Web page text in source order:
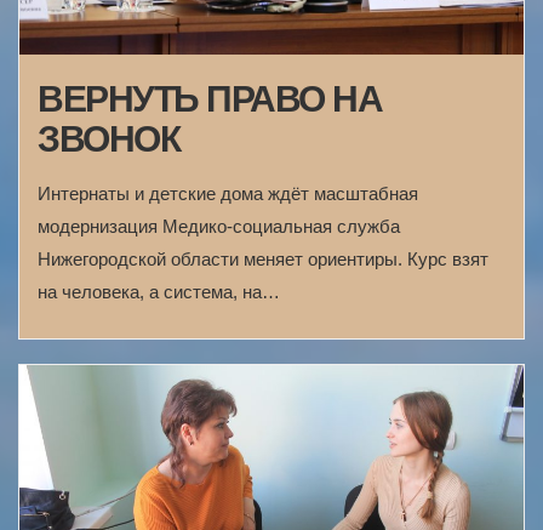
ВЕРНУТЬ ПРАВО НА
ЗВОНОК
Интернаты и детские дома ждёт масштабная
модернизация Медико-социальная служба
Нижегородской области меняет ориентиры. Курс взят
на человека, а система, на…